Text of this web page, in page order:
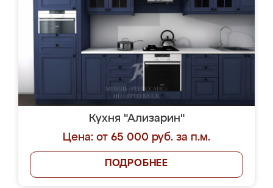
Кухня "Ализарин"
Цена: от 65 000 руб. за п.м.
ПОДРОБНЕЕ